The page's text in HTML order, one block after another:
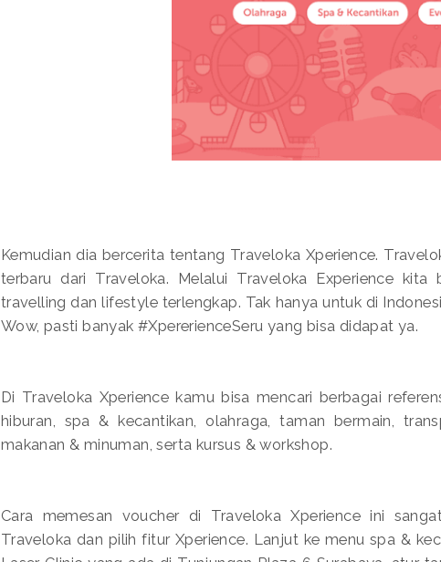
Kemudian dia bercerita tentang Traveloka Xperience.
terbaru dari Traveloka. Melalui Traveloka Experience kita
travelling dan lifestyle terlengkap. Tak hanya untuk di
Wow, pasti banyak #XpererienceSeru yang bisa didapat ya.
Di Traveloka Xperience kamu bisa mencari berbagai
hiburan, spa & kecantikan, olahraga, taman bermain,
makanan & minuman, serta kursus & workshop.
Cara memesan voucher di Traveloka Xperience ini
Traveloka dan pilih fitur Xperience. Lanjut ke menu spa &